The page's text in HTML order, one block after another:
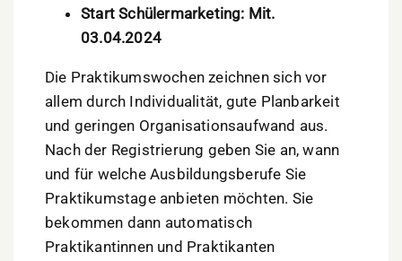
Start Schülermarketing: Mit.
03.04.2024
Die Praktikumswochen zeichnen sich vor
allem durch Individualität, gute Planbarkeit
und geringen Organisationsaufwand aus.
Nach der Registrierung geben Sie an, wann
und für welche Ausbildungsberufe Sie
Praktikumstage anbieten möchten. Sie
bekommen dann automatisch
Praktikantinnen und Praktikanten